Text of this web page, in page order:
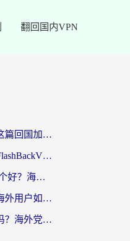
翻回国内VPN
美国看世界杯总卡？这篇回国加速器指南帮你无缝刷国内资源（附苹果手机VPN设置步骤）
穿梭VPN好用吗？和FlashBackVPN对比哪个回国效果更好？
Quickback和小黑牛哪个好？海外党亲测指南，选对回国加速器秒回国内
迅游和银河好用吗？海外用户如何选择回国加速器实现无缝访问国内资源
穿梭和奇游手游好用吗？海外党亲测3款回国加速器，附蜜蜂加速器七天试用攻略